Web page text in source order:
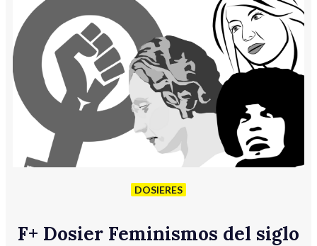
DOSIERES
F+ Dosier Feminismos del siglo